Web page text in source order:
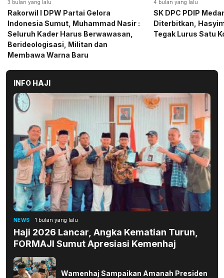
4 bulan yang lalu
SK DPC PDIP Medan Resmi
Diterbitkan, Hasyim SE: Solid dan
Tegak Lurus Satu Komando
5 bulan yang lalu
Momen Haru
Gerindra Sumut
Sembako kepada
INFO HAJI
NEWS 1 bulan yang lalu
Haji 2026 Lancar, Angka Kematian Turun,
FORMAJI Sumut Apresiasi Kemenhaj
Wamenhaj Sampaikan Amanah Presiden